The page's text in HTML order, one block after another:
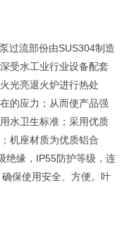
流部份由SUS304制造
受水工业行业设备配套
光亮退火炉进行热处
的应力；从而使产品强
水卫生标准；采用优质
机座材质为优质铝合
绝缘，IP55防护等级，连
保使用安全、方便。叶